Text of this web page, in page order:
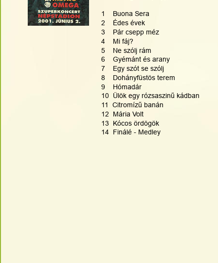
1    Buona Sera
2    Édes évek
3    Pár csepp méz
4    Mi fáj?
5    Ne szólj rám
6    Gyémánt és arany
7    Egy szót se szólj
8    Dohányfüstös terem
9    Hómadár
10  Ülök egy rózsaszinű kádban
11  Citromízű banán
12  Mária Volt
13  Kócos ördögök
14  Finálé - Medley